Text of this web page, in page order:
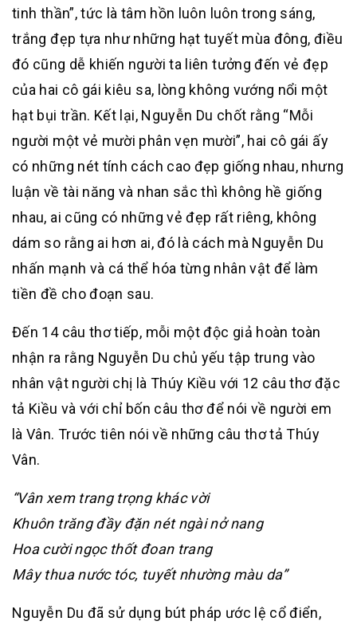
tinh thần”, tức là tâm hồn luôn luôn trong sáng,
trắng đẹp tựa như những hạt tuyết mùa đông, điều
đó cũng dễ khiến người ta liên tưởng đến vẻ đẹp
của hai cô gái kiêu sa, lòng không vướng nổi một
hạt bụi trần. Kết lại, Nguyễn Du chốt rằng “Mỗi
người một vẻ mười phân vẹn mười”, hai cô gái ấy
có những nét tính cách cao đẹp giống nhau, nhưng
luận về tài năng và nhan sắc thì không hề giống
nhau, ai cũng có những vẻ đẹp rất riêng, không
dám so rằng ai hơn ai, đó là cách mà Nguyễn Du
nhấn mạnh và cá thể hóa từng nhân vật để làm
tiền đề cho đoạn sau.
Đến 14 câu thơ tiếp, mỗi một độc giả hoàn toàn
nhận ra rằng Nguyễn Du chủ yếu tập trung vào
nhân vật người chị là Thúy Kiều với 12 câu thơ đặc
tả Kiều và với chỉ bốn câu thơ để nói về người em
là Vân. Trước tiên nói về những câu thơ tả Thúy
Vân.
“Vân xem trang trọng khác vời
Khuôn trăng đầy đặn nét ngài nở nang
Hoa cười ngọc thốt đoan trang
Mây thua nước tóc, tuyết nhường màu da”
Nguyễn Du đã sử dụng bút pháp ước lệ cổ điển,